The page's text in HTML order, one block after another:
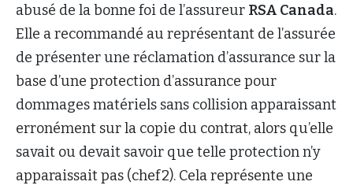
abusé de la bonne foi de l’assureur RSA Canada.
Elle a recommandé au représentant de l’assurée
de présenter une réclamation d’assurance sur la
base d’une protection d’assurance pour
dommages matériels sans collision apparaissant
erronément sur la copie du contrat, alors qu’elle
savait ou devait savoir que telle protection n’y
apparaissait pas (chef 2). Cela représente une